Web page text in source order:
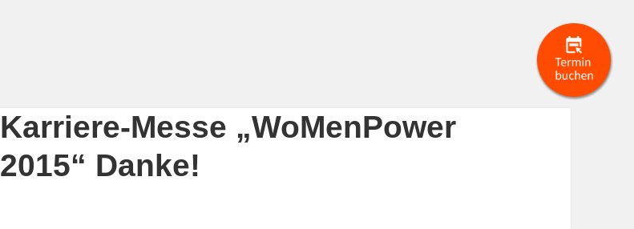
Karriere-Messe „WoMenPower
2015“ Danke!